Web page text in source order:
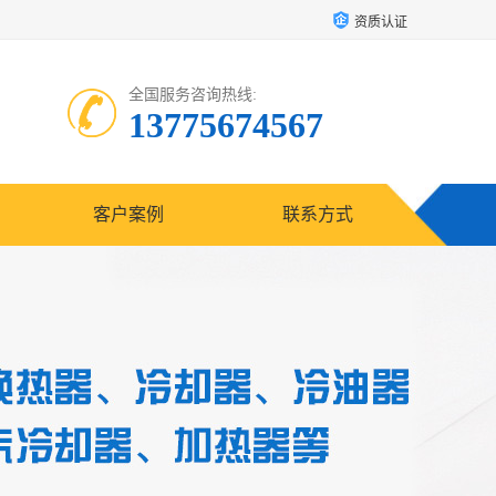
资质认证
全国服务咨询热线:
13775674567
客户案例 联系方式